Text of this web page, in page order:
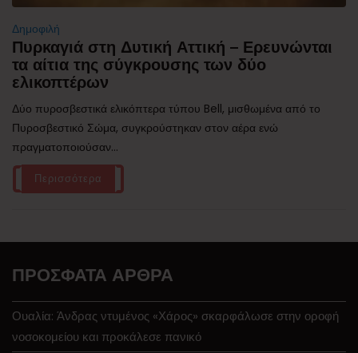
Δημοφιλή
Πυρκαγιά στη Δυτική Αττική – Ερευνώνται
τα αίτια της σύγκρουσης των δύο
ελικοπτέρων
Δύο πυροσβεστικά ελικόπτερα τύπου Bell, μισθωμένα από το
Πυροσβεστικό Σώμα, συγκρούστηκαν στον αέρα ενώ
πραγματοποιούσαν...
Περισσότερα
ΠΡΌΣΦΑΤΑ ΆΡΘΡΑ
Ουαλία: Άνδρας ντυμένος «Χάρος» σκαρφάλωσε στην οροφή
νοσοκομείου και προκάλεσε πανικό